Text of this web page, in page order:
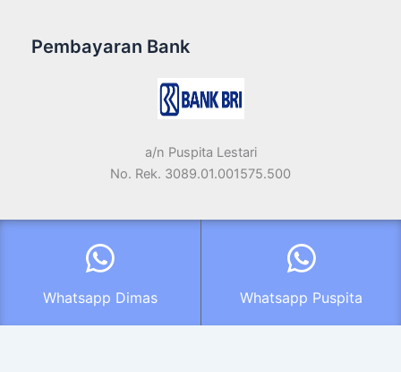
Pembayaran Bank
a/n Puspita Lestari
No. Rek. 3089.01.001575.500
Copyright © 2026 Puspita Balon Production | Powered by
Whatsapp Dimas Whatsapp Puspita